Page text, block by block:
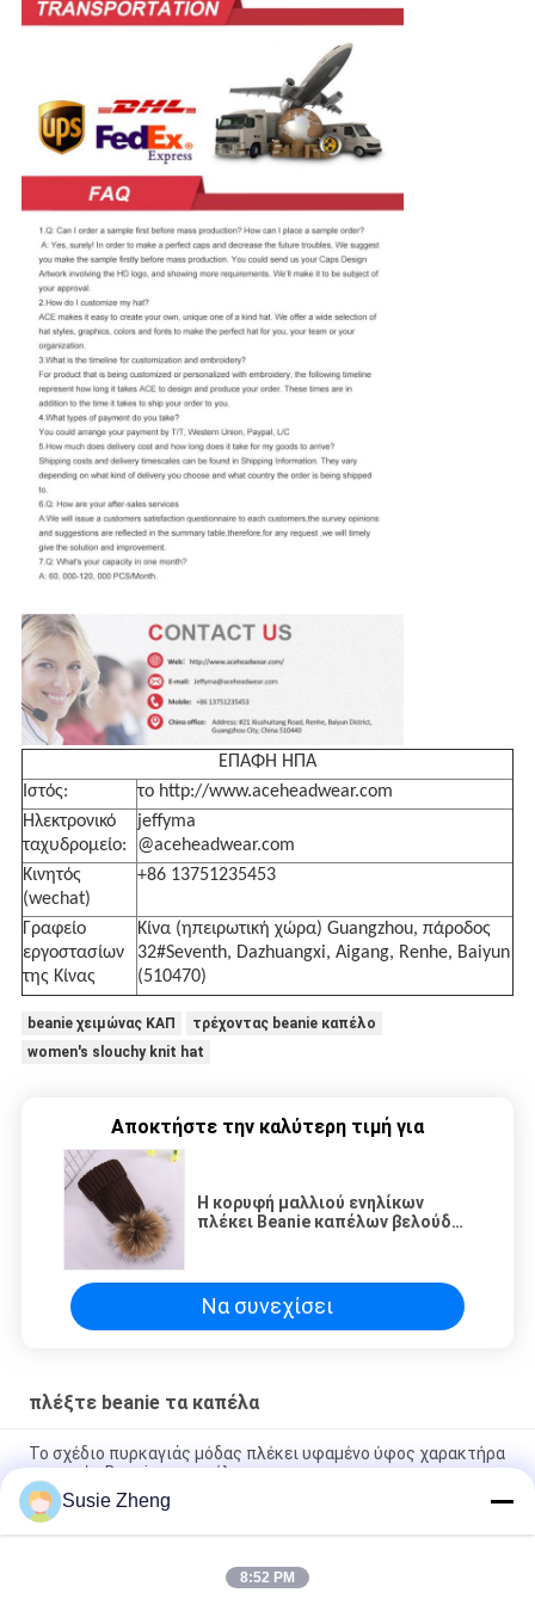
ΕΠΑΦΗ ΗΠΑ
Ιστός:
το http://www.aceheadwear.com
Ηλεκτρονικό
ταχυδρομείο:
jeffyma
@aceheadwear.com
Κινητός
(wechat)
+86 13751235453
Γραφείο
εργοστασίων
της Κίνας
Κίνα (ηπειρωτική χώρα) Guangzhou, πάροδος
32#Seventh, Dazhuangxi, Aigang, Renhe, Baiyun
(510470)
beanie χειμώνας ΚΑΠ
τρέχοντας beanie καπέλο
women's slouchy knit hat
Αποκτήστε την καλύτερη τιμή για
Η κορυφή μαλλιού ενηλίκων
πλέκει Beanie καπέλων βελούδου
ξηρό
Να συνεχίσει
πλέξτε beanie τα καπέλα
Το σχέδιο πυρκαγιάς μόδας πλέκει υφαμένο ύφος χαρακτήρα
ετικετών Beanie το καπέλα
Ο χαρακτήρας 60cm φθορισμού πλέκει το σχέδιο συνήθειας
καπέλων Beanie
η κεντητική 60cm πλέκει τα καπέλα Beanie για το φθορισμού
Susie Zheng
8:52 PM